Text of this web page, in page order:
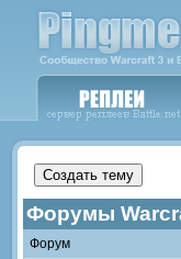
Форумы
Форум